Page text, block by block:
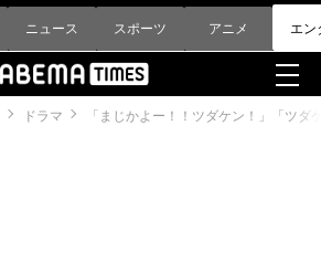
ニュース スポーツ アニメ エン
ドラマ 「まじかよー！！ツダケン！」「ツ